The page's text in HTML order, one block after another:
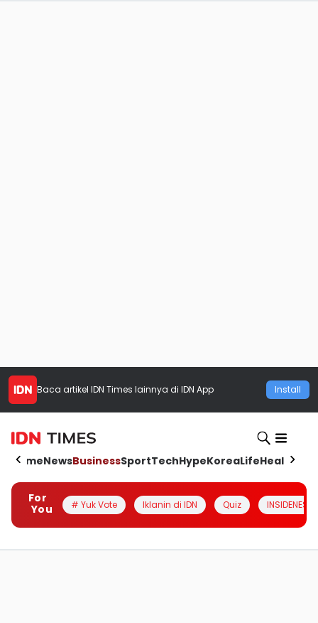
Baca artikel IDN Times lainnya di IDN App Install
HomeNewsBusinessSportTechHypeKoreaLifeHealth
For
You
# Yuk Vote Iklanin di IDN Quiz INSIDENESIA